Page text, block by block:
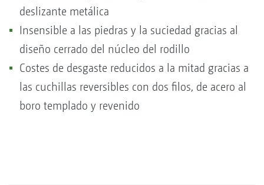
deslizante metálica
Insensible a las piedras y la suciedad gracias al
diseño cerrado del núcleo del rodillo
Costes de desgaste reducidos a la mitad gracias a
las cuchillas reversibles con dos filos, de acero al
boro templado y revenido